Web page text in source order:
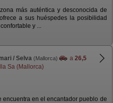
más auténtica y desconocida de
a sus huéspedes la posibilidad
y ...
/ Selva (Mallorca) a 26,5
Sa (Mallorca)
encuentra en el encantador pueblo de